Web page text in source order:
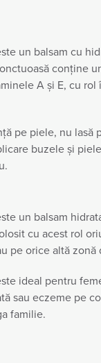
un balsam cu
conține
A și E, cu rol
pe piele, nu lasă
buzele și
un balsam
cu acest rol
pe orice altă
ideal pentru
sau eczeme pe
familie.